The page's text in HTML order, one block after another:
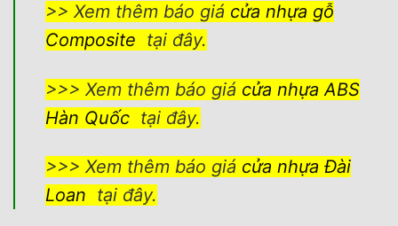
>> Xem thêm báo giá cửa nhựa gỗ
Composite tại đây.
>>> Xem thêm báo giá cửa nhựa ABS
Hàn Quốc tại đây.
>>> Xem thêm báo giá cửa nhựa Đài
Loan tại đây.